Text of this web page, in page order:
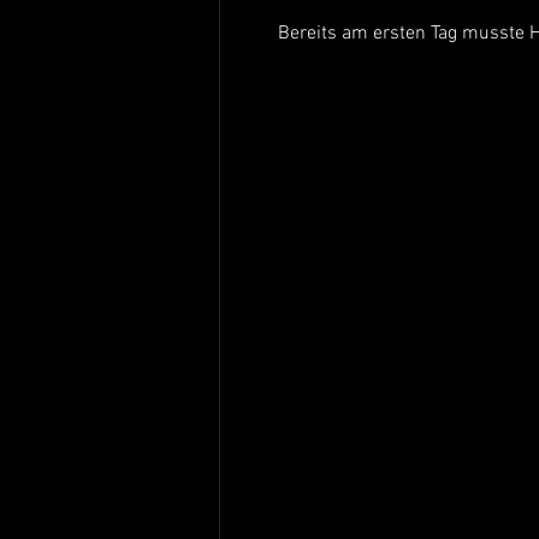
Bereits am ersten Tag musste